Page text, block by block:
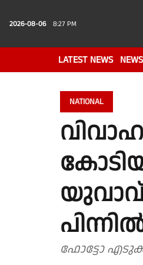
2026-08-06 8:27 PM
LATEST NEWS
NATIONAL
യുവാവ്
ഫോട്ടോ